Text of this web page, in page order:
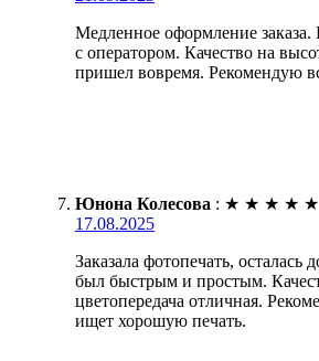
Медленное оформление
с оператором. Качество на
пришел вовремя. Рекомендую
Юнона Колесова : ★ ★ ★ ★ ★
17.08.2025
Заказала фотопечать, осталась
был быстрым и простым.
цветопередача отличная.
ищет хорошую печать.